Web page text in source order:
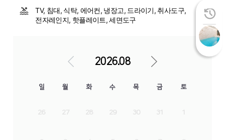
TV, 침대, 식탁, 에어컨, 냉장고, 드라이기, 취사도구,
전자레인지, 핫플레이트, 세면도구
2026.08
일 월 화 수 목 금 토
26 27 28 29 30 31 1